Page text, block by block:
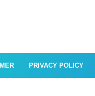
PRIVACY POLICY